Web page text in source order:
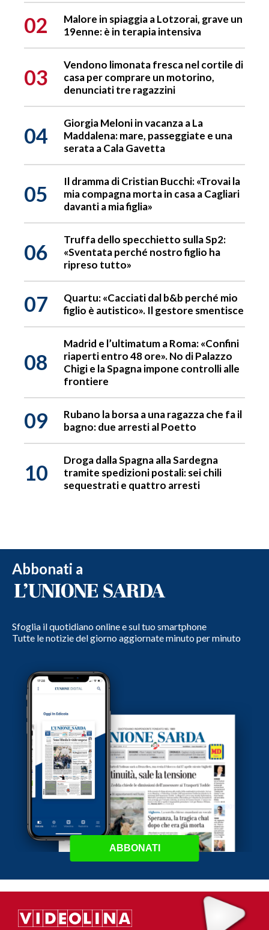
02
Malore in spiaggia a Lotzorai, grave un
19enne: è in terapia intensiva
03
Vendono limonata fresca nel cortile di
casa per comprare un motorino,
denunciati tre ragazzini
04
Giorgia Meloni in vacanza a La
Maddalena: mare, passeggiate e una
serata a Cala Gavetta
05
Il dramma di Cristian Bucchi: «Trovai la
mia compagna morta in casa a Cagliari
davanti a mia figlia»
06
Truffa dello specchietto sulla Sp2:
«Sventata perché nostro figlio ha
ripreso tutto»
07
Quartu: «Cacciati dal b&b perché mio
figlio è autistico». Il gestore smentisce
08
Madrid e l’ultimatum a Roma: «Confini
riaperti entro 48 ore». No di Palazzo
Chigi e la Spagna impone controlli alle
frontiere
09
Rubano la borsa a una ragazza che fa il
bagno: due arresti al Poetto
10
Droga dalla Spagna alla Sardegna
tramite spedizioni postali: sei chili
sequestrati e quattro arresti
Abbonati a
Sfoglia il quotidiano online e sul tuo smartphone
Tutte le notizie del giorno aggiornate minuto per minuto
ABBONATI